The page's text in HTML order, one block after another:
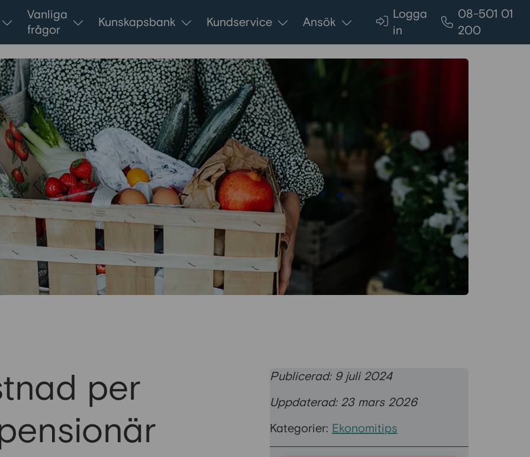
Vanliga
frågor
Kunskapsbank Kundservice Ansök
Logga
in
08-501 01
200
per
Publicerad: 9 juli 2024
Uppdaterad: 23 mars 2026
Kategorier: Ekonomitips